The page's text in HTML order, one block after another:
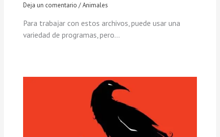
Deja un comentario /Animales
Para trabajar con estos archivos, puede usar una
variedad de programas, pero…